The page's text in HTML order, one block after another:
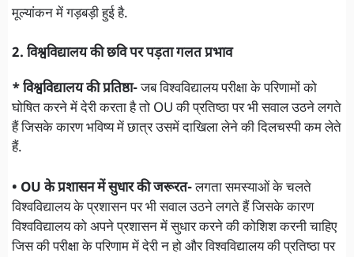
मूल्यांकन में गड़बड़ी हुई है.
2. विश्वविद्यालय की छवि पर पड़ता गलत प्रभाव
* विश्वविद्यालय की प्रतिष्ठा-जब विश्वविद्यालय परीक्षा के परिणामों को
घोषित करने में देरी करता है तो OU की प्रतिष्ठा पर भी सवाल उठने लगते
हैं जिसके कारण भविष्य में छात्र उसमें दाखिला लेने की दिलचस्पी कम लेते
हैं.
• OU के प्रशासन में सुधार की जरूरत-लगता समस्याओं के चलते
विश्वविद्यालय के प्रशासन पर भी सवाल उठने लगते हैं जिसके कारण
विश्वविद्यालय को अपने प्रशासन में सुधार करने की कोशिश करनी चाहिए
जिस की परीक्षा के परिणाम में देरी न हो और विश्वविद्यालय की प्रतिष्ठा पर